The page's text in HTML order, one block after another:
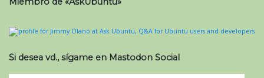
Si desea vd., sígame en Mastodon Social